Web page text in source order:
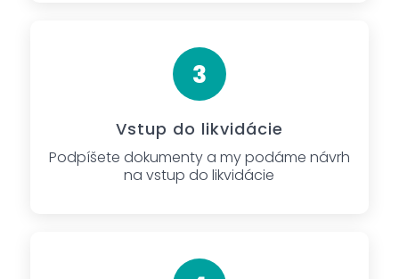
Vstup do likvidácie
Podpíšete dokumenty a my podáme návrh
na vstup do likvidácie